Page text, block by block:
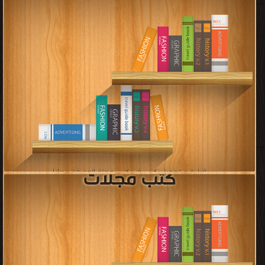
قراءة و تحميل كتب في كتب مجلة نيتورك سيت مجانا
[ 43 كتاب/كتب ]